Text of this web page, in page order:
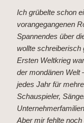
Ich grübelte schon
vorangegangenen
Spannendes über
wollte schreiberisch
Ersten Weltkrieg
der mondänen Welt
jedes Jahr für
Schauspieler,
Aber mir fehlte